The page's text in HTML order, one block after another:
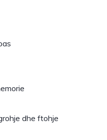
dhe ftohje